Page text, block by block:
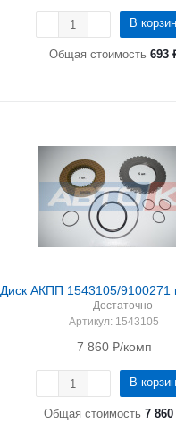
В
Общая стоимость 693
Диск АКПП 1543105/9100271
Достаточно
Артикул: 1543105
7 860₽/комп
В
Общая стоимость 7